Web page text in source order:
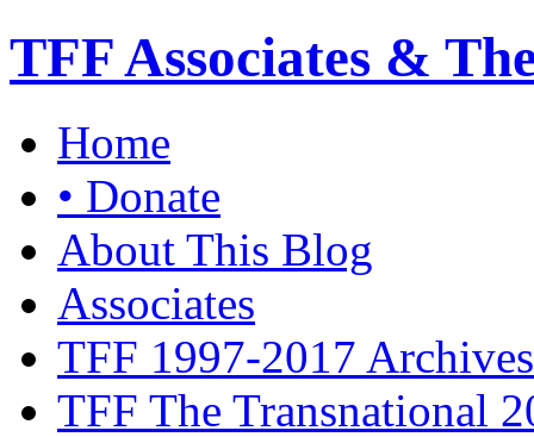
TFF Associates &
Home
• Donate
About This Blog
Associates
TFF 1997-2017 Archives
TFF The Transnational